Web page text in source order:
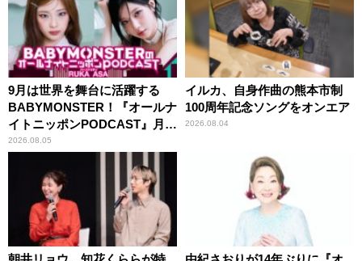
9月は世界を舞台に活躍する
BABYMONSTER！『オールナ
イトニッポンPODCAST』月替
わりパーソナリティ
2026.08.05
イルカ、自身作曲の熊本市制
100周年記念ソングをオンエア
2026.08.04